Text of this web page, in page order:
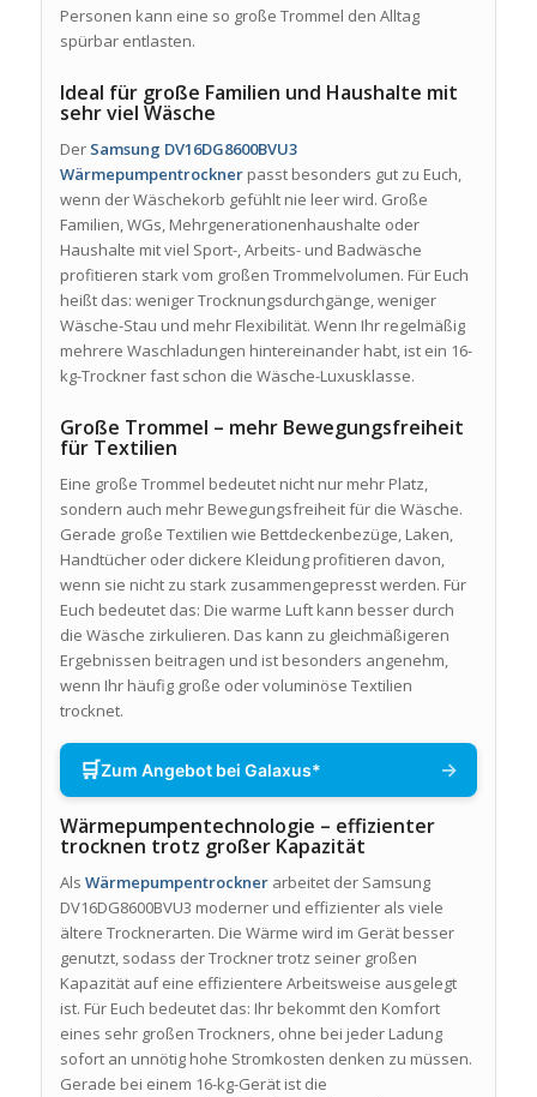
Personen kann eine so große Trommel den Alltag
spürbar entlasten.
Ideal für große Familien und Haushalte mit
sehr viel Wäsche
Der Samsung DV16DG8600BVU3
Wärmepumpentrocknerpasst besonders gut zu Euch,
wenn der Wäschekorb gefühlt nie leer wird. Große
Familien, WGs, Mehrgenerationenhaushalte oder
Haushalte mit viel Sport-, Arbeits- und Badwäsche
profitieren stark vom großen Trommelvolumen. Für Euch
heißt das: weniger Trocknungsdurchgänge, weniger
Wäsche-Stau und mehr Flexibilität. Wenn Ihr regelmäßig
mehrere Waschladungen hintereinander habt, ist ein 16-
kg-Trockner fast schon die Wäsche-Luxusklasse.
Große Trommel – mehr Bewegungsfreiheit
für Textilien
Eine große Trommel bedeutet nicht nur mehr Platz,
sondern auch mehr Bewegungsfreiheit für die Wäsche.
Gerade große Textilien wie Bettdeckenbezüge, Laken,
Handtücher oder dickere Kleidung profitieren davon,
wenn sie nicht zu stark zusammengepresst werden. Für
Euch bedeutet das: Die warme Luft kann besser durch
die Wäsche zirkulieren. Das kann zu gleichmäßigeren
Ergebnissen beitragen und ist besonders angenehm,
wenn Ihr häufig große oder voluminöse Textilien
trocknet.
🛒Zum Angebot bei Galaxus* →
Wärmepumpentechnologie – effizienter
trocknen trotz großer Kapazität
Als Wärmepumpentrocknerarbeitet der Samsung
DV16DG8600BVU3 moderner und effizienter als viele
ältere Trocknerarten. Die Wärme wird im Gerät besser
genutzt, sodass der Trockner trotz seiner großen
Kapazität auf eine effizientere Arbeitsweise ausgelegt
ist. Für Euch bedeutet das: Ihr bekommt den Komfort
eines sehr großen Trockners, ohne bei jeder Ladung
sofort an unnötig hohe Stromkosten denken zu müssen.
Gerade bei einem 16-kg-Gerät ist die